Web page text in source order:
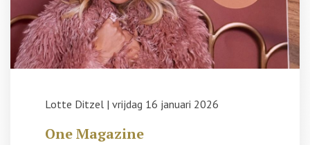
Lotte Ditzel | vrijdag 16 januari 2026
One Magazine